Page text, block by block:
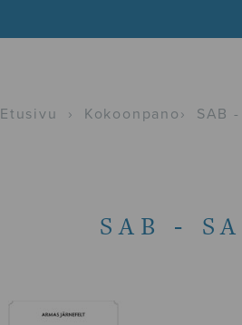
Etusivu › Kokoonpano › SAB
SAB -